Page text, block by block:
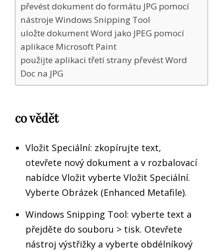
převést dokument do formátu JPG pomocí
nástroje Windows Snipping Tool
uložte dokument Word jako JPEG pomocí
aplikace Microsoft Paint
použijte aplikaci třetí strany převést Word
Doc na JPG
co vědět
Vložit Speciální: zkopírujte text,
otevřete nový dokument a v rozbalovací
nabídce Vložit vyberte Vložit Speciální.
Vyberte Obrázek (Enhanced Metafile).
Windows Snipping Tool: vyberte text a
přejděte do souboru > tisk. Otevřete
nástroj výstřižky a vyberte obdélníkový